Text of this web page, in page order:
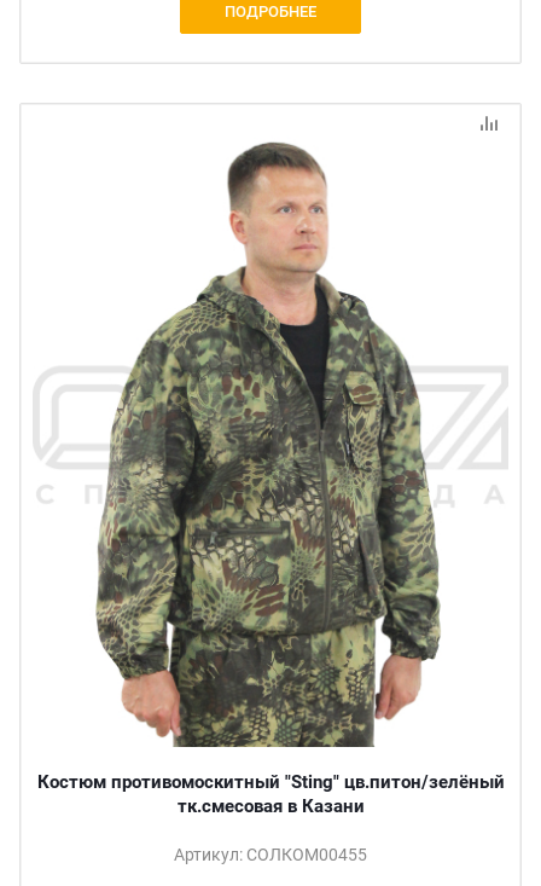
ПОДРОБНЕЕ
Костюм противомоскитный "Sting" цв.питон/зелёный
тк.смесовая в Казани
Артикул: СОЛКОМ00455